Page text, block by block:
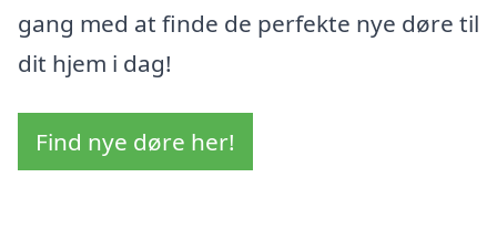
gang med at finde de perfekte nye døre til
dit hjem i dag!
Find nye døre her!